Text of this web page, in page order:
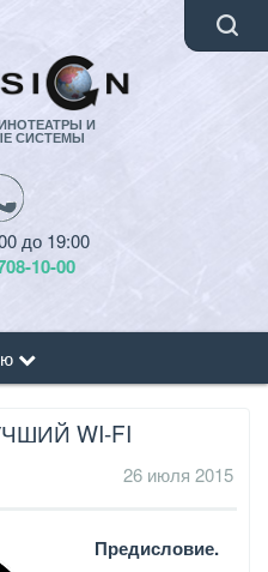
И
СИСТЕМЫ
до 19:00
10-00
WI-FI
26 июля 2015
Предисловие.